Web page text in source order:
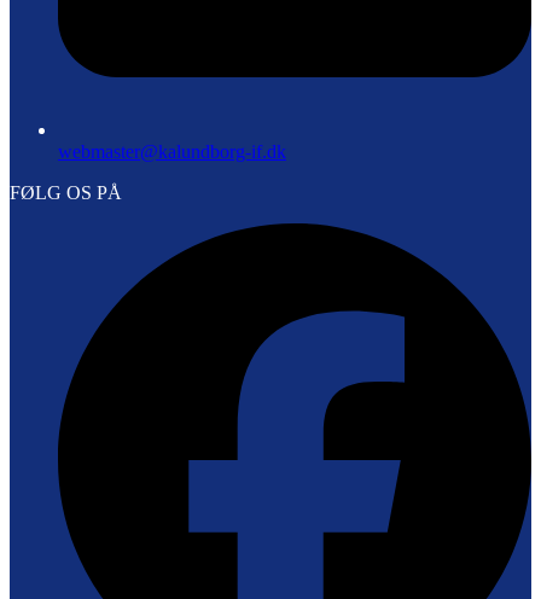
webmaster@kalundborg-if.dk
FØLG OS PÅ